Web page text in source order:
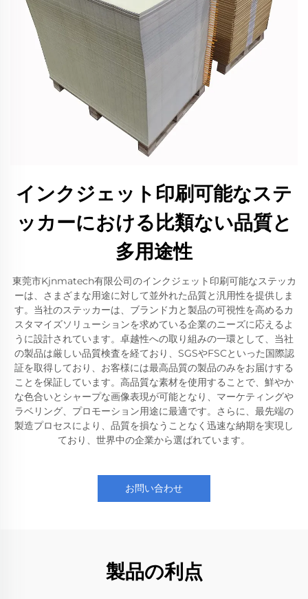
インクジェット印刷可能なステ
ッカーにおける比類ない品質と
多用途性
東莞市Kjnmatech有限公司のインクジェット印刷可能なステッカ
ーは、さまざまな用途に対して並外れた品質と汎用性を提供しま
す。当社のステッカーは、ブランド力と製品の可視性を高めるカ
スタマイズソリューションを求めている企業のニーズに応えるよ
うに設計されています。卓越性への取り組みの一環として、当社
の製品は厳しい品質検査を経ており、SGSやFSCといった国際認
証を取得しており、お客様には最高品質の製品のみをお届けする
ことを保証しています。高品質な素材を使用することで、鮮やか
な色合いとシャープな画像表現が可能となり、マーケティングや
ラベリング、プロモーション用途に最適です。さらに、最先端の
製造プロセスにより、品質を損なうことなく迅速な納期を実現し
ており、世界中の企業から選ばれています。
お問い合わせ
製品の利点